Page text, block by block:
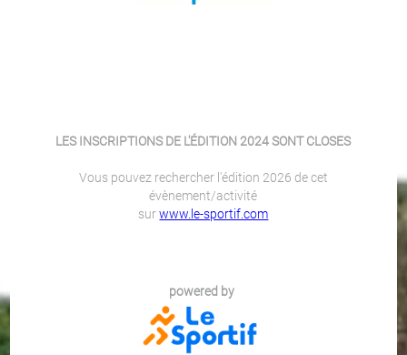
LES INSCRIPTIONS DE L'ÉDITION 2024 SONT CLOSES
Vous pouvez rechercher l'édition 2026 de cet
évènement/activité
surwww.le-sportif.com
powered by